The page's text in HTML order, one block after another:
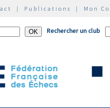
| Publications | Mon
Rechercher un club